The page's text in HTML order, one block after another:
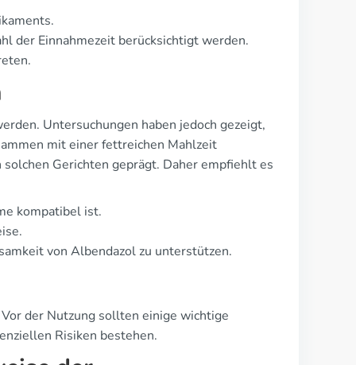
der Einnahmezeit berücksichtigt werden.
Untersuchungen haben jedoch gezeigt,
mit einer fettreichen Mahlzeit
Gerichten geprägt. Daher empfiehlt es
kompatibel ist.
von Albendazol zu unterstützen.
der Nutzung sollten einige wichtige
Risiken bestehen.